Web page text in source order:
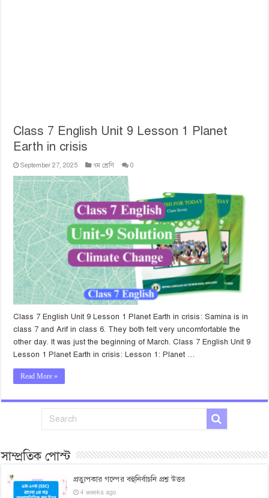
Class 7 English Unit 9 Lesson 1 Planet
Earth in crisis
September 27, 2025 ৭ম শ্রেণি 0
Class 7 English Unit 9 Lesson 1 Planet Earth in crisis: Samina is in
class 7 and Arif in class 6. They both felt very uncomfortable the
other day. It was just the beginning of March. Class 7 English Unit 9
Lesson 1 Planet Earth in crisis: Lesson 1: Planet …
Read More »
সাম্প্রতিক পোস্ট
প্রত্যুপকার গল্পের বহুনির্বাচনি প্রশ্ন উত্তর
4 weeks ago